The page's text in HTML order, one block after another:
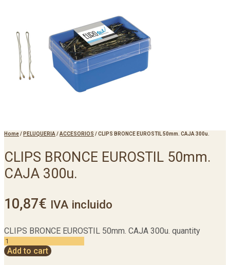
Home/ PELUQUERIA /ACCESORIOS /CLIPS BRONCE EUROSTIL 50mm. CAJA 300u.
CLIPS BRONCE EUROSTIL 50mm.
CAJA 300u.
10,87€ IVA incluido
CLIPS BRONCE EUROSTIL 50mm. CAJA 300u. quantity
Add to cart